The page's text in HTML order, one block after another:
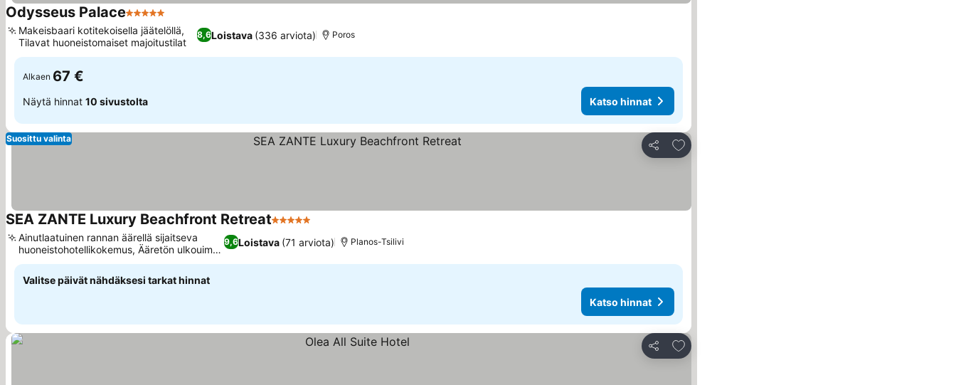
Odysseus Palace5 Tähtiluokitus
8,6Loistava (336 arviota)
Makeisbaari kotitekoisella jäätelöllä,
Tilavat huoneistomaiset majoitustilat
Poros
Alkaen 67 €
Näytä hinnat 10 sivustolta Katso hinnat
Jaa
Lisää suosikkeihin
Suosittu valinta
SEA ZANTE Luxury Beachfront Retreat5 Tähtiluokitus
9,6Loistava (71 arviota)
Ainutlaatuinen rannan äärellä sijaitseva
huoneistohotellikokemus, Ääretön ulkouima-
allas
Planos-Tsilivi
Valitse päivät nähdäksesi tarkat hinnat
Katso hinnat
Jaa
Lisää suosikkeihin